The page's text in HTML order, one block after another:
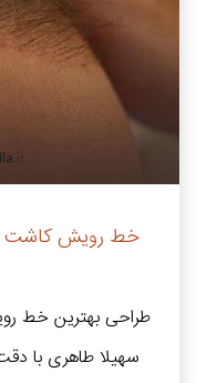
خط رویش کاشت
طراحی بهترین خط
سهیلا طاهری با